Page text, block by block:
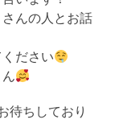
んの人とお話
ださい
待ちしており